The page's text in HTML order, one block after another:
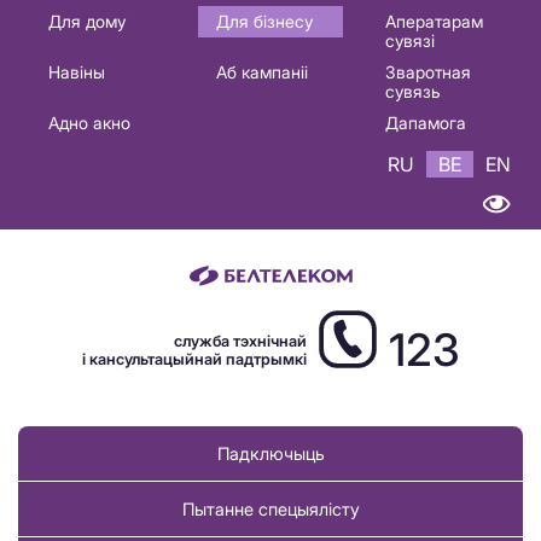
Основная
навигация
Для дому Для бізнесу
Аператарам
сувязі
Навіны
Аб кампаніі
Зваротная
сувязь
Адно акно
Дапамога
RU BE EN
служба тэхнічнай
і кансультацыйнай падтрымкі
123
Падключыць
Пытанне спецыялісту